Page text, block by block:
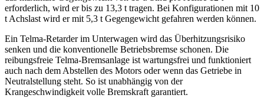
erforderlich, wird er bis zu 13,3 t tragen. Bei Konfigurationen mit 10
t Achslast wird er mit 5,3 t Gegengewicht gefahren werden können.
Ein Telma-Retarder im Unterwagen wird das Überhitzungsrisiko
senken und die konventionelle Betriebsbremse schonen. Die
reibungsfreie Telma-Bremsanlage ist wartungsfrei und funktioniert
auch nach dem Abstellen des Motors oder wenn das Getriebe in
Neutralstellung steht. So ist unabhängig von der
Krangeschwindigkeit volle Bremskraft garantiert.